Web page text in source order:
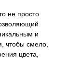
не просто
и
чтобы смело,
цвета,